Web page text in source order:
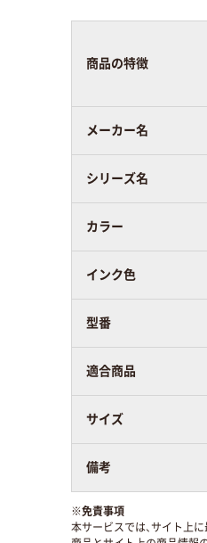
商品の特徴
メーカー名
シリーズ名
カラー
インク色
型番
適合商品
サイズ
備考
※免責事項
本サービスでは、サイト上